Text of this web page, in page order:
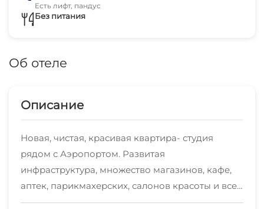
Есть лифт, пандус
Без питания
Об отеле
Описание
Новая, чистая, красивая квартира- студия
рядом с Аэропортом. Развитая
инфраструктура, множество магазинов, кафе,
аптек, парикмахерских, салонов красоты и все
в шаговой доступности. В квартире есть все